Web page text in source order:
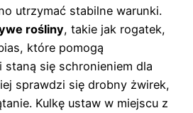
utrzymać stabilne warunki.
rośliny, takie jak rogatek,
które pomogą
się schronieniem dla
sprawdzi się drobny żwirek,
Kulkę ustaw w miejscu z